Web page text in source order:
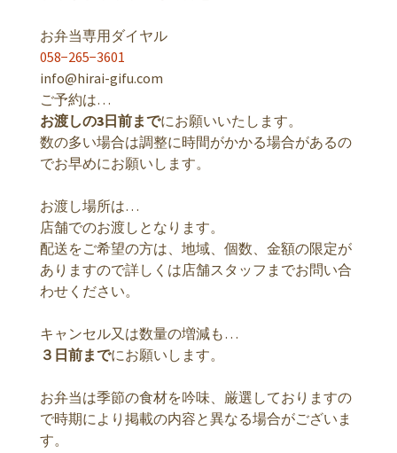
お弁当専用ダイヤル
058−265−3601
info@hirai-gifu.com
ご予約は…
お渡しの3日前までにお願いいたします。
数の多い場合は調整に時間がかかる場合があるの
でお早めにお願いします。
お渡し場所は…
店舗でのお渡しとなります。
配送をご希望の方は、地域、個数、金額の限定が
ありますので詳しくは店舗スタッフまでお問い合
わせください。
キャンセル又は数量の増減も…
３日前までにお願いします。
お弁当は季節の食材を吟味、厳選しておりますの
で時期により掲載の内容と異なる場合がございま
す。